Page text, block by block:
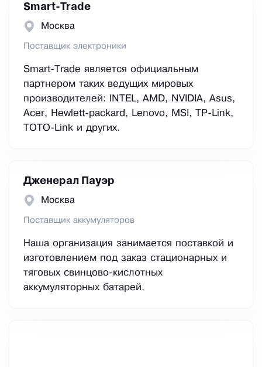
Smart-Trade
Москва
Поставщик электроники
Smart-Trade является официальным
партнером таких ведущих мировых
производителей: INTEL, AMD, NVIDIA, Asus,
Acer, Hewlett-packard, Lenovo, MSI, TP-Link,
TOTO-Link и других.
Дженерал Пауэр
Москва
Поставщик аккумуляторов
Наша организация занимается поставкой и
изготовлением под заказ стационарных и
тяговых свинцово-кислотных
аккумуляторных батарей.